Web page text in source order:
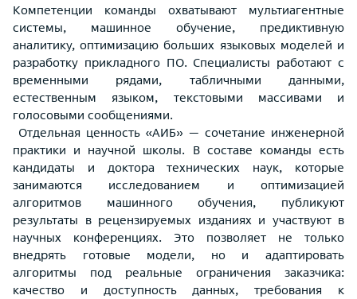
Компетенции команды охватывают мультиагентные
системы, машинное обучение, предиктивную
аналитику, оптимизацию больших языковых моделей и
разработку прикладного ПО. Специалисты работают с
временными рядами, табличными данными,
естественным языком, текстовыми массивами и
голосовыми сообщениями.
Отдельная ценность «АИБ» — сочетание инженерной
практики и научной школы. В составе команды есть
кандидаты и доктора технических наук, которые
занимаются исследованием и оптимизацией
алгоритмов машинного обучения, публикуют
результаты в рецензируемых изданиях и участвуют в
научных конференциях. Это позволяет не только
внедрять готовые модели, но и адаптировать
алгоритмы под реальные ограничения заказчика:
качество и доступность данных, требования к